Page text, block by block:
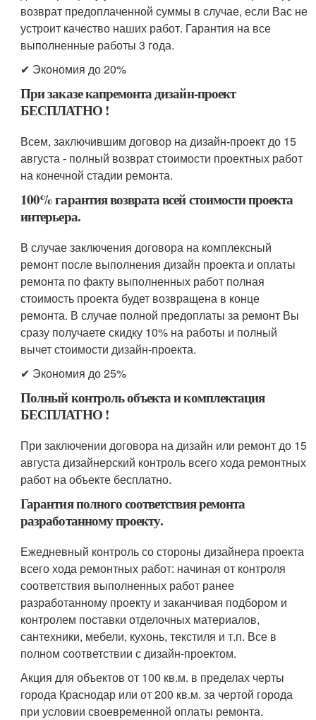
возврат предоплаченной суммы в случае, если Вас не
устроит качество наших работ. Гарантия на все
выполненные работы 3 года.
✔ Экономия до 20%
При заказе капремонта дизайн-проект
БЕСПЛАТНО !
Всем, заключившим договор на дизайн-проект до 15
августа - полный возврат стоимости проектных работ
на конечной стадии ремонта.
100% гарантия возврата всей стоимости проекта
интерьера.
В случае заключения договора на комплексный
ремонт после выполнения дизайн проекта и оплаты
ремонта по факту выполненных работ полная
стоимость проекта будет возвращена в конце
ремонта. В случае полной предоплаты за ремонт Вы
сразу получаете скидку 10% на работы и полный
вычет стоимости дизайн-проекта.
✔ Экономия до 25%
Полный контроль объекта и комплектация
БЕСПЛАТНО !
При заключении договора на дизайн или ремонт до 15
августа дизайнерский контроль всего хода ремонтных
работ на объекте бесплатно.
Гарантия полного соответствия ремонта
разработанному проекту.
Ежедневный контроль со стороны дизайнера проекта
всего хода ремонтных работ: начиная от контроля
соответствия выполненных работ ранее
разработанному проекту и заканчивая подбором и
контролем поставки отделочных материалов,
сантехники, мебели, кухонь, текстиля и т.п. Все в
полном соответствии с дизайн-проектом.
Акция для объектов от 100 кв.м. в пределах черты
города Краснодар или от 200 кв.м. за чертой города
при условии своевременной оплаты ремонта.